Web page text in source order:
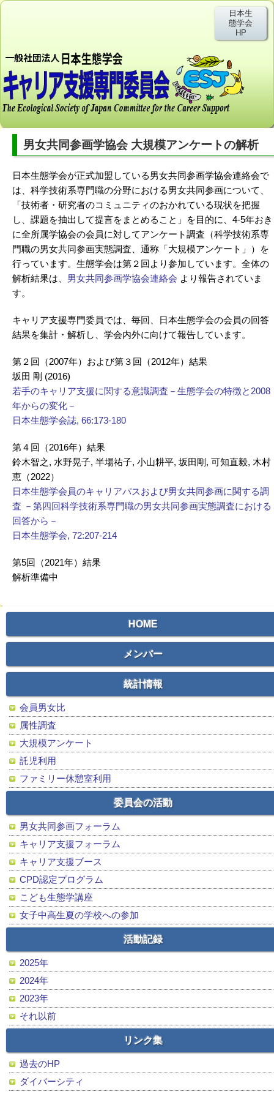
日本生
態学会
HP
HOME
メンバー
統計情報
会員男女比
属性調査
大規模アンケート
託児利用
ファミリー休憩室利用
委員会の活動
男女共同参画フォーラム
キャリア支援フォーラム
キャリア支援ブース
CPD認定プログラム
こども生態学講座
女子中高生夏の学校への参加
活動記録
2025年
2024年
2023年
それ以前
リンク集
過去のHP
ダイバーシティ
男女共同参画学協会 大規模アンケートの解析
日本生態学会が正式加盟している男女共同参画学協会連絡会で
は、科学技術系専門職の分野における男女共同参画について、
「技術者・研究者のコミュニティのおかれている現状を把握
し、課題を抽出して提言をまとめること」を目的に、4-5年おき
に全所属学協会の会員に対してアンケート調査（科学技術系専
門職の男女共同参画実態調査、通称「大規模アンケート」）を
行っています。生態学会は第２回より参加しています。全体の
解析結果は、 男女共同参画学協会連絡会 より報告されていま
す。
キャリア支援専門委員では、毎回、日本生態学会の会員の回答
結果を集計・解析し、学会内外に向けて報告しています。
第２回（2007年）および第３回（2012年）結果
坂田 剛 (2016)
若手のキャリア支援に関する意識調査－生態学会の特徴と2008
年からの変化－
日本生態学会誌, 66:173-180
第４回（2016年）結果
鈴木智之, 水野晃子, 半場祐子, 小山耕平, 坂田剛, 可知直毅, 木村
恵（2022）
日本生態学会員のキャリアパスおよび男女共同参画に関する調
査 －第四回科学技術系専門職の男女共同参画実態調査における
回答から－
日本生態学会, 72:207-214
第5回（2021年）結果
解析準備中